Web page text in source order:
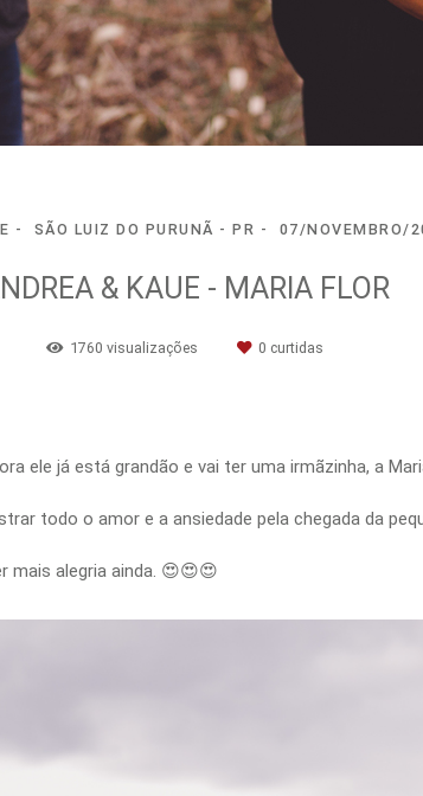
SÃO LUIZ DO PURUNÃ - PR 07/NOVEMBRO/
& KAUE - MARIA FLOR
1760 visualizações 0 curtidas
ele já está grandão e vai ter uma irmãzinha, a
todo o amor e a ansiedade pela chegada da
mais alegria ainda. 😍😍😍